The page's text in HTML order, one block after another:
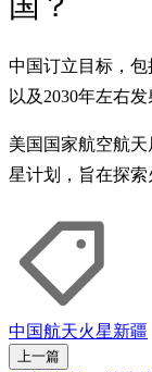
中国订立目标，包
以及2030年左右发
美国国家航空航
星计划，旨在探索
中国航天火星新疆
上一篇